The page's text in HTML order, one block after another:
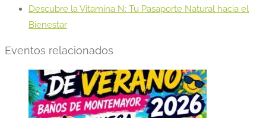
Descubre la Vitamina N: Tu Pasaporte Natural hacia el
Bienestar
Eventos relacionados